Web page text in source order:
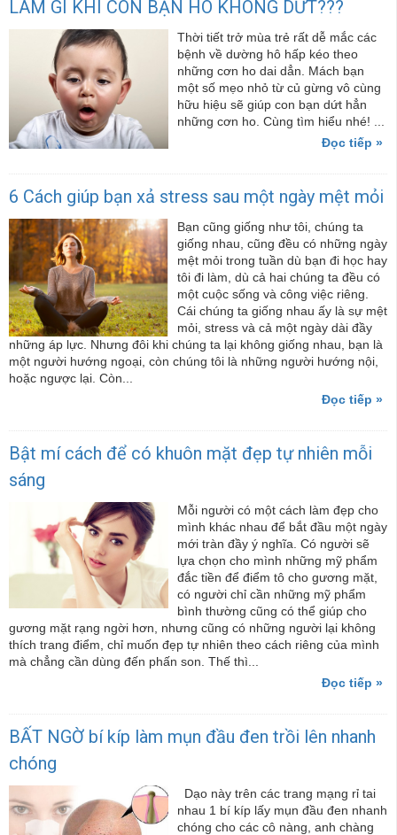
LÀM GÌ KHI CON BẠN HO KHÔNG DỨT???
Thời tiết trở mùa trẻ rất dễ mắc các
bệnh về dường hô hấp kéo theo
những cơn ho dai dẳn. Mách bạn
một số mẹo nhỏ từ củ gừng vô cùng
hữu hiệu sẽ giúp con bạn dứt hẳn
những cơn ho. Cùng tìm hiểu nhé! ...
Đọc tiếp »
6 Cách giúp bạn xả stress sau một ngày mệt mỏi
Bạn cũng giống như tôi, chúng ta
giống nhau, cũng đều có những ngày
mệt mỏi trong tuần dù bạn đi học hay
tôi đi làm, dù cả hai chúng ta đều có
một cuộc sống và công việc riêng.
Cái chúng ta giống nhau ấy là sự mệt
mỏi, stress và cả một ngày dài đầy
những áp lực. Nhưng đôi khi chúng ta lại không giống nhau, bạn là
một người hướng ngoại, còn chúng tôi là những người hướng nội,
hoặc ngược lại. Còn...
Đọc tiếp »
Bật mí cách để có khuôn mặt đẹp tự nhiên mỗi
sáng
Mỗi người có một cách làm đẹp cho
mình khác nhau để bắt đầu một ngày
mới tràn đầy ý nghĩa. Có người sẽ
lựa chọn cho mình những mỹ phẩm
đắc tiền để điểm tô cho gương mặt,
có người chỉ cần những mỹ phẩm
bình thường cũng có thể giúp cho
gương mặt rạng ngời hơn, nhưng cũng có những người lại không
thích trang điểm, chỉ muốn đẹp tự nhiên theo cách riêng của mình
mà chẳng cần dùng đến phấn son. Thế thì...
Đọc tiếp »
BẤT NGỜ bí kíp làm mụn đầu đen trồi lên nhanh
chóng
Dạo này trên các trang mạng rỉ tai
nhau 1 bí kíp lấy mụn đầu đen nhanh
chóng cho các cô nàng, anh chàng